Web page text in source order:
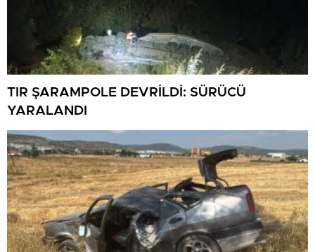
TIR ŞARAMPOLE DEVRİLDİ: SÜRÜCÜ
YARALANDI